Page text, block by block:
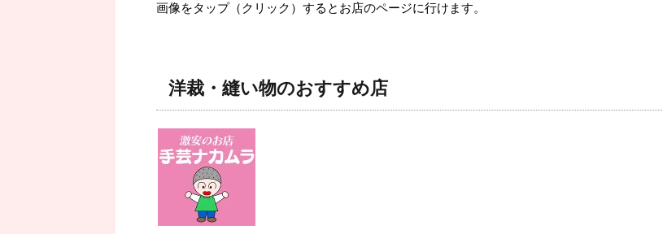
画像をタップ（クリック）するとお店のページに行けます。
洋裁・縫い物のおすすめ店